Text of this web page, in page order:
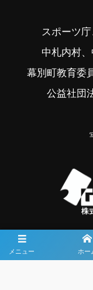
メニュー ホー
スポーツ
中札内村
幕別町教育委
公益社団
大